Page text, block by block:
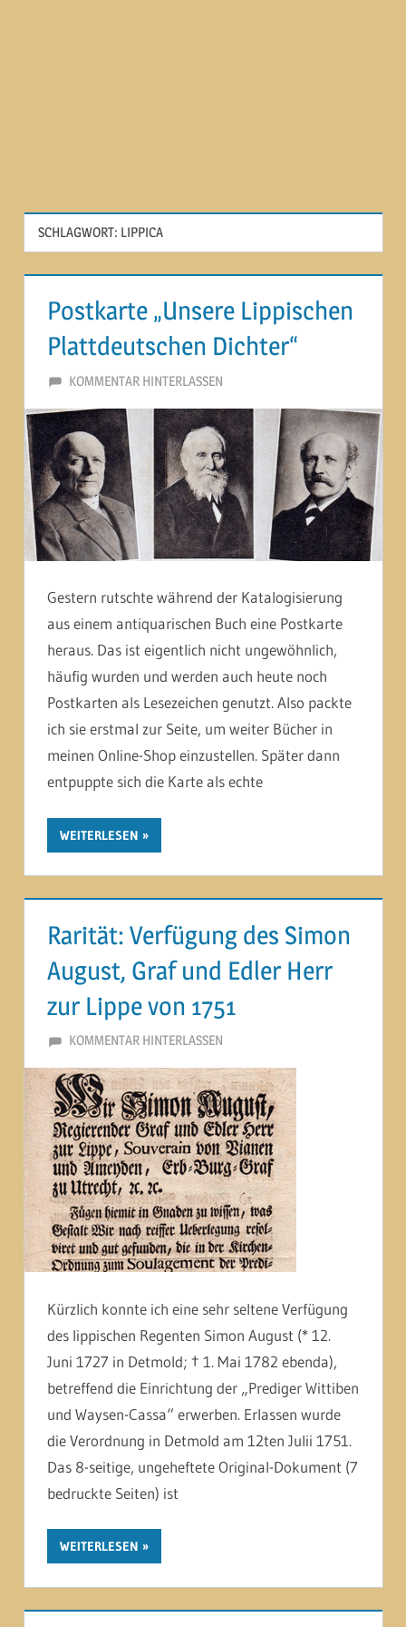
SCHLAGWORT: LIPPICA
Postkarte „Unsere Lippischen
Plattdeutschen Dichter“
24. APRIL 2014
MARTINA BERG
KOMMENTAR HINTERLASSEN
Gestern rutschte während der Katalogisierung
aus einem antiquarischen Buch eine Postkarte
heraus. Das ist eigentlich nicht ungewöhnlich,
häufig wurden und werden auch heute noch
Postkarten als Lesezeichen genutzt. Also packte
ich sie erstmal zur Seite, um weiter Bücher in
meinen Online-Shop einzustellen. Später dann
entpuppte sich die Karte als echte
WEITERLESEN
Rarität: Verfügung des Simon
August, Graf und Edler Herr
zur Lippe von 1751
11. JANUAR 2014
MARTINA BERG
KOMMENTAR HINTERLASSEN
Kürzlich konnte ich eine sehr seltene Verfügung
des lippischen Regenten Simon August (* 12.
Juni 1727 in Detmold; † 1. Mai 1782 ebenda),
betreffend die Einrichtung der „Prediger Wittiben
und Waysen-Cassa“ erwerben. Erlassen wurde
die Verordnung in Detmold am 12ten Julii 1751.
Das 8-seitige, ungeheftete Original-Dokument (7
bedruckte Seiten) ist
WEITERLESEN